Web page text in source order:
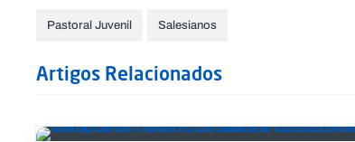
Pastoral Juvenil Salesianos
Artigos Relacionados